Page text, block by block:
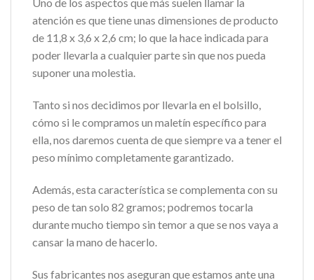
atención es que tiene unas dimensiones de producto
de 11,8 x 3,6 x 2,6 cm; lo que la hace indicada para
poder llevarla a cualquier parte sin que nos pueda
suponer una molestia.
Tanto si nos decidimos por llevarla en el bolsillo,
cómo si le compramos un maletín específico para
ella, nos daremos cuenta de que siempre va a tener el
peso mínimo completamente garantizado.
Además, esta característica se complementa con su
peso de tan solo 82 gramos; podremos tocarla
durante mucho tiempo sin temor a que se nos vaya a
cansar la mano de hacerlo.
Sus fabricantes nos aseguran que estamos ante una